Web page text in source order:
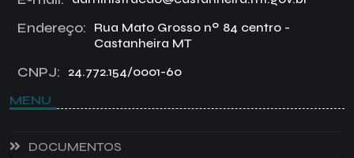
Endereço:
Rua Mato Grosso nº 84 centro -
Castanheira MT
CNPJ: 24.772.154/0001-60
MENU
DOCUMENTOS